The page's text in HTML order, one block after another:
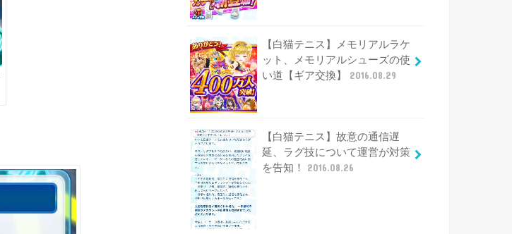
【白猫テニス】メモリアルラケ
ット、メモリアルシューズの使
い道【ギア交換】
2016.08.29
【白猫テニス】故意の通信遅
延、ラグ技について運営が対策
を告知！
2016.08.26